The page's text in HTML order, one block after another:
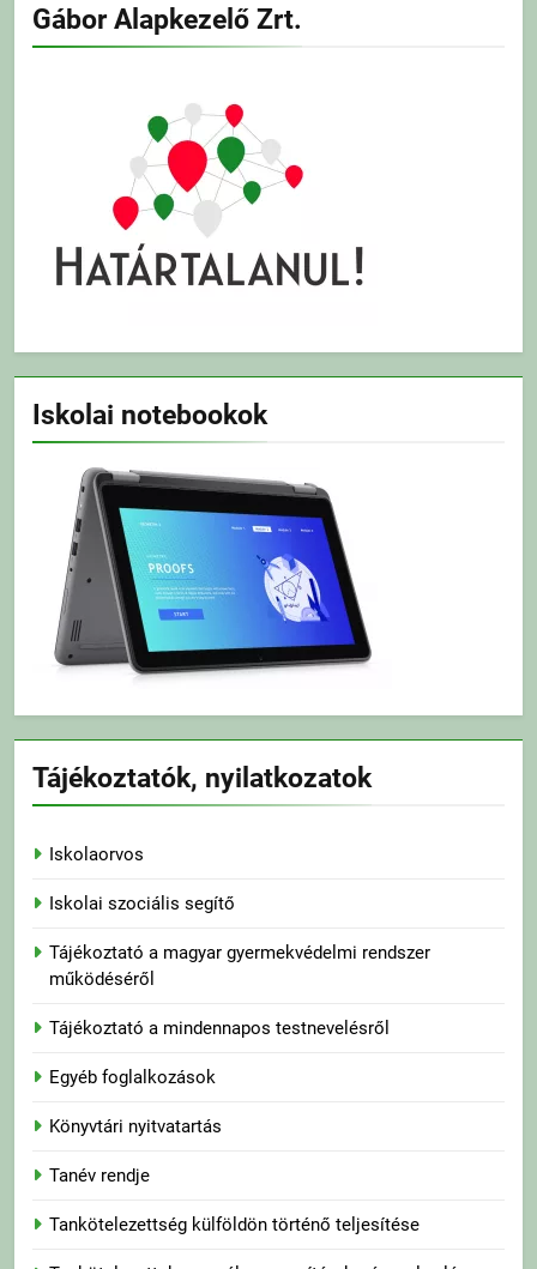
Gábor Alapkezelő Zrt.
Iskolai notebookok
Tájékoztatók, nyilatkozatok
Iskolaorvos
Iskolai szociális segítő
Tájékoztató a magyar gyermekvédelmi rendszer
működéséről
Tájékoztató a mindennapos testnevelésről
Egyéb foglalkozások
Könyvtári nyitvatartás
Tanév rendje
Tankötelezettség külföldön történő teljesítése